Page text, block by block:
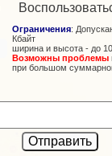
Ограничения:
Кбайт
ширина и высота - до
Возможны проблемы
при большом